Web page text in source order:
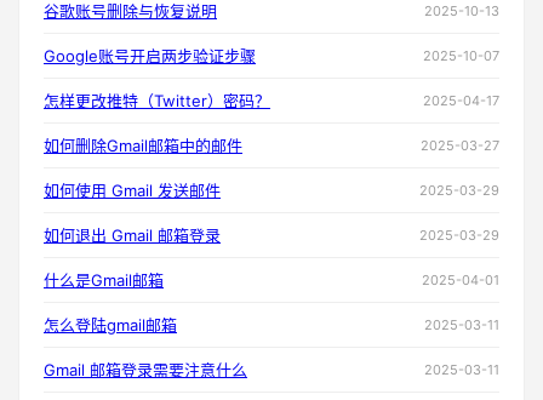
谷歌账号删除与恢复说明 2025-10-13
Google账号开启两步验证步骤 2025-10-07
怎样更改推特（Twitter）密码？ 2025-04-17
如何删除Gmail邮箱中的邮件 2025-03-27
如何使用 Gmail 发送邮件 2025-03-29
如何退出 Gmail 邮箱登录 2025-03-29
什么是Gmail邮箱 2025-04-01
怎么登陆gmail邮箱 2025-03-11
Gmail 邮箱登录需要注意什么 2025-03-11